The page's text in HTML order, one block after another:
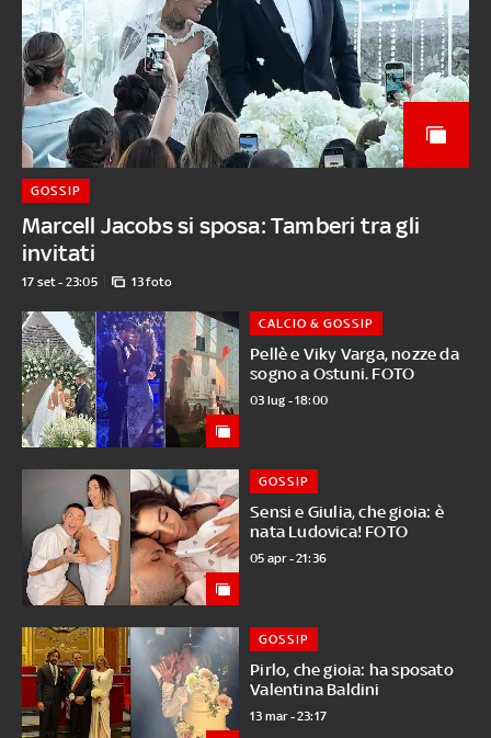
Marcell Jacobs si sposa: Tamberi tra gli
invitati
GOSSIP
17 set - 23:05 13 foto
Pellè e Viky Varga, nozze da
sogno a Ostuni. FOTO
CALCIO & GOSSIP
03 lug - 18:00
Sensi e Giulia, che gioia: è
nata Ludovica! FOTO
GOSSIP
05 apr - 21:36
Pirlo, che gioia: ha sposato
Valentina Baldini
GOSSIP
13 mar - 23:17